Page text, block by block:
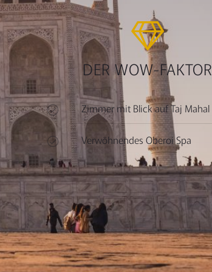
DER WOW-FAKTOR
Zimmer mit Blick auf Taj Mahal
Verwöhnendes Oberoi Spa